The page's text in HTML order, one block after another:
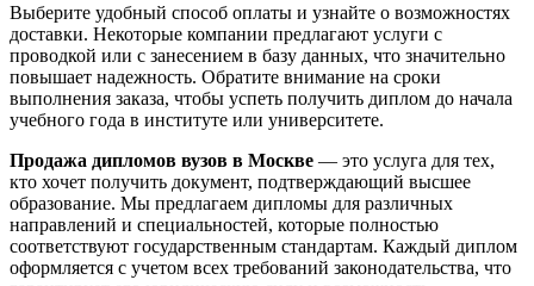
Выберите удобный способ оплаты и узнайте о возможностях
доставки. Некоторые компании предлагают услуги с
проводкой или с занесением в базу данных, что значительно
повышает надежность. Обратите внимание на сроки
выполнения заказа, чтобы успеть получить диплом до начала
учебного года в институте или университете.
Продажа дипломов вузов в Москве — это услуга для тех,
кто хочет получить документ, подтверждающий высшее
образование. Мы предлагаем дипломы для различных
направлений и специальностей, которые полностью
соответствуют государственным стандартам. Каждый диплом
оформляется с учетом всех требований законодательства, что